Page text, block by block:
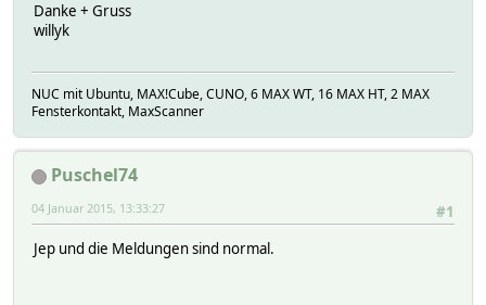
Danke + Gruss
willyk
NUC mit Ubuntu, MAX!Cube, CUNO, 6 MAX WT, 16 MAX HT, 2 MAX
Fensterkontakt, MaxScanner
Puschel74
#1
04 Januar 2015, 13:33:27
Jep und die Meldungen sind normal.